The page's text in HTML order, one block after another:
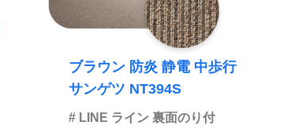
ブラウン 防炎 静電 中歩行
サンゲツ NT394S
# LINE ライン 裏面のり付